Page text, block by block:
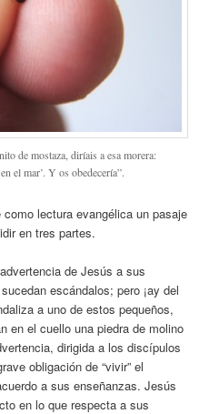
de mostaza, diríais a esa morera:
el mar’. Y os obedecería”.
lectura evangélica un pasaje
en tres partes.
de Jesús a sus
escándalos; pero ¡ay del
a uno de estos pequeños,
en el cuello una piedra de molino
dirigida a los discípulos
obligación de “vivir” el
a sus enseñanzas. Jesús
en lo que respecta a sus